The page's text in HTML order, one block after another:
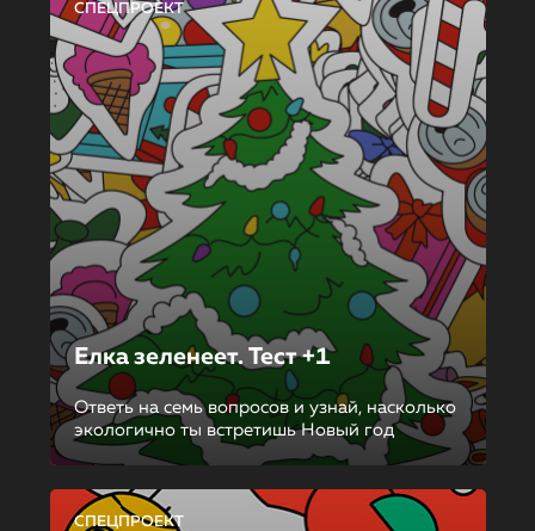
СПЕЦПРОЕКТ
Елка зеленеет. Тест +1
Ответь на семь вопросов и узнай, насколько
экологично ты встретишь Новый год
СПЕЦПРОЕКТ